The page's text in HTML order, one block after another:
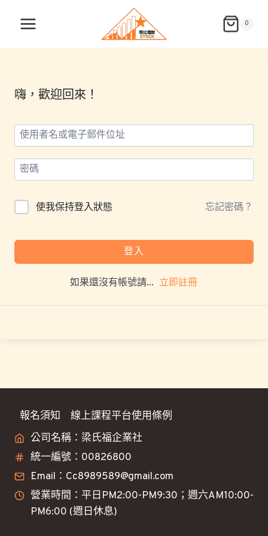
0
嗨，歡迎回來！
使我保持登入狀態 忘記密碼？
登入
如果還沒有帳號請... 立即註冊
報名須知
線上課程平台使用條例
公司名稱：梁氏福企業社
統一編號：00826800
Email：Cc8989589@gmail.com
營業時間：平日PM2:00-PM9:30；週六AM10:00-
PM6:00 (週日休息)